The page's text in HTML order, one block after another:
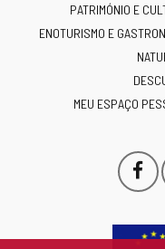
y
-
PATRIMÓNIO E
ENOTURISMO E
MEU ESPAÇO
Este
enlace
abrirá